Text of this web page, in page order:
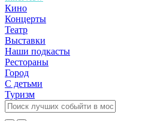
Кино
Концерты
Театр
Выставки
Наши подкасты
Рестораны
Город
С детьми
Туризм